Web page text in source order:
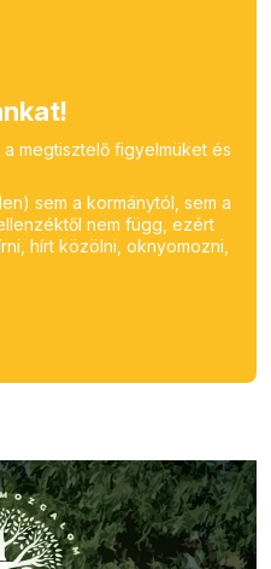
megtisztelő figyelmüket és
sem a kormánytól, sem a
nem függ, ezért
hírt közölni, oknyomozni,